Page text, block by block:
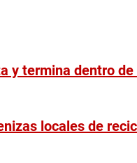
y termina dentro de
locales de